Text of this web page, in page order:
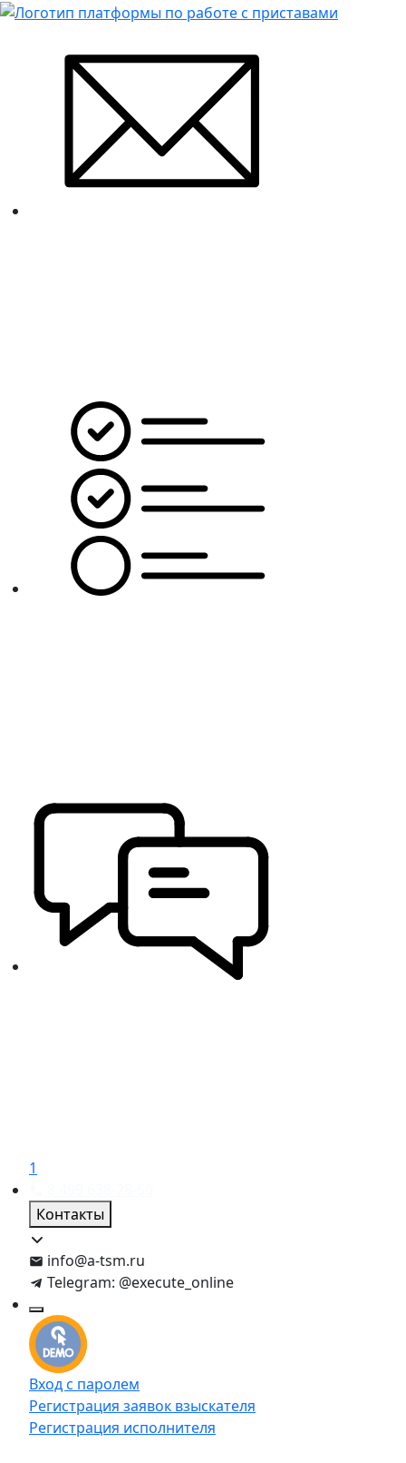
1
Контакты
info@a-tsm.ru
Telegram: @execute_online
Вход с паролем
Регистрация заявок взыскателя
Регистрация исполнителя